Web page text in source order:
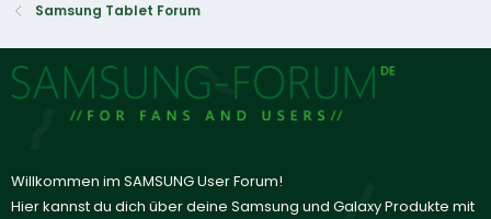
Samsung Tablet Forum
Willkommen im SAMSUNG User Forum!
Hier kannst du dich über deine Samsung und Galaxy Produkte mit